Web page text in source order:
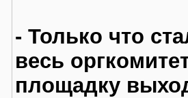
- Только что
весь
площадку